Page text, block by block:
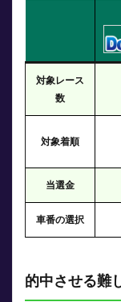
宝く
じに
例え
ると
Dokanto!7（ドカ
Dokanto!4two（ド
カント フォートゥ
ー）は買うべき？
考え
ると…
対象レース
数
対象着順
当選金
車番の選択
的中させる難